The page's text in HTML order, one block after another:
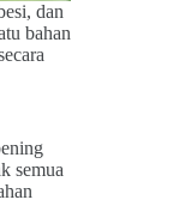
dan
bahan
semua